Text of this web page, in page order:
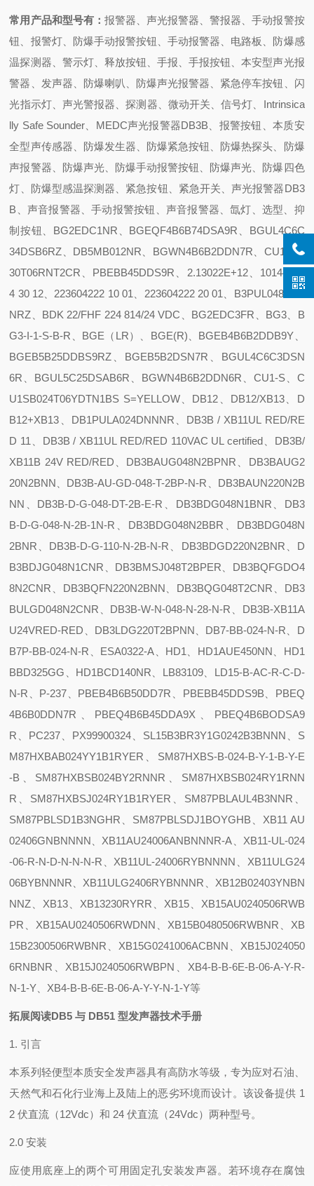
常用产品和型号有： 报警器、声光报警器、警报器、手动报警按
钮、报警灯、防爆手动报警按钮、手动报警器、电路板、防爆感
温探测器、警示灯、释放按钮、手报、手报按钮、本安型声光报
警器、发声器、防爆喇叭、防爆声光报警器、紧急停车按钮、闪
光指示灯、声光警报器、探测器、微动开关、信号灯、Intrinsica
lly Safe Sounder、MEDC声光报警器DB3B、报警按钮、本质安
全型声传感器、防爆发生器、防爆紧急按钮、防爆热探头、防爆
声报警器、防爆声光、防爆手动报警按钮、防爆声光、防爆四色
灯、防爆型感温探测器、紧急按钮、紧急开关、声光报警器DB3
B、声音报警器、手动报警按钮、声音报警器、氙灯、选型、抑
制按钮、BG2EDC1NR、BGEQF4B6B74DSA9R、BGUL4C6C
34DSB6RZ、DB5MB012NR、BGWN4B6B2DDN7R、CU1SB2
30T06RNT2CR、PBEBB45DDS9R、2.13022E+12、10144113
4 30 12、223604222 10 01、223604222 20 01、B3PUL048N2C
NRZ、BDK 22/FHF 224 814/24 VDC、BG2EDC3FR、BG3、B
G3-I-1-S-B-R、BGE（LR）、BGE(R)、BGEB4B6B2DDB9Y、
BGEB5B25DDBS9RZ、BGEB5B2DSN7R、BGUL4C6C3DSN
6R、BGUL5C25DSAB6R、BGWN4B6B2DDN6R、CU1-S、C
U1SB024T06YDTN1BS S=YELLOW、DB12、DB12/XB13、D
B12+XB13、DB1PULA024DNNNR、DB3B / XB11UL RED/RE
D 11、DB3B / XB11UL RED/RED 110VAC UL certified、DB3B/
XB11B 24V RED/RED、DB3BAUG048N2BPNR、DB3BAUG2
20N2BNN、DB3B-AU-GD-048-T-2BP-N-R、DB3BAUN220N2B
NN、DB3B-D-G-048-DT-2B-E-R、DB3BDG048N1BNR、DB3
B-D-G-048-N-2B-1N-R、DB3BDG048N2BBR、DB3BDG048N
2BNR、DB3B-D-G-110-N-2B-N-R、DB3BDGD220N2BNR、D
B3BDJG048N1CNR、DB3BMSJ048T2BPER、DB3BQFGDO4
8N2CNR、DB3BQFN220N2BNN、DB3BQG048T2CNR、DB3
BULGD048N2CNR、DB3B-W-N-048-N-28-N-R、DB3B-XB11A
U24VRED-RED、DB3LDG220T2BPNN、DB7-BB-024-N-R、D
B7P-BB-024-N-R、ESA0322-A、HD1、HD1AUE450NN、HD1
BBD325GG、HD1BCD140NR、LB83109、LD15-B-AC-R-C-D-
N-R、P-237、PBEB4B6B50DD7R、PBEBB45DDS9B、PBEQ
4B6B0DDN7R、PBEQ4B6B45DDA9X、PBEQ4B6BODSA9
R、PC237、PX99900324、SL15B3BR3Y1G0242B3BNNN、S
M87HXBAB024YY1B1RYER、SM87HXBS-B-024-B-Y-1-B-Y-E
-B、SM87HXBSB024BY2RNNR、SM87HXBSB024RY1RNN
R、SM87HXBSJ024RY1B1RYER、SM87PBLAUL4B3NNR、
SM87PBLSD1B3NGHR、SM87PBLSDJ1BOYGHB、XB11 AU
02406GNBNNNN、XB11AU24006ANBNNNR-A、XB11-UL-024
-06-R-N-D-N-N-N-R、XB11UL-24006RYBNNNN、XB11ULG24
06BYBNNNR、XB11ULG2406RYBNNNR、XB12B02403YNBN
NNZ、XB13、XB13230RYRR、XB15、XB15AU0240506RWB
PR、XB15AU0240506RWDNN、XB15B0480506RWBNR、XB
15B2300506RWBNR、XB15G0241006ACBNN、XB15J024050
6RNBNR、XB15J0240506RWBPN、XB4-B-B-6E-B-06-A-Y-R-
N-1-Y、XB4-B-B-6E-B-06-A-Y-Y-N-1-Y等
拓展阅读DB5 与 DB51 型发声器技术手册
1. 引言
本系列轻便型本质安全发声器具有高防水等级，专为应对石油、
天然气和石化行业海上及陆上的恶劣环境而设计。该设备提供 1
2 伏直流（12Vdc）和 24 伏直流（24Vdc）两种型号。
2.0 安装
应使用底座上的两个可用固定孔安装发声器。若环境存在腐蚀